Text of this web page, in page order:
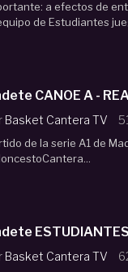
a efectos de
de Estudiantes
Basket Cantera TV
de la serie A1 de
Basket Cantera TV